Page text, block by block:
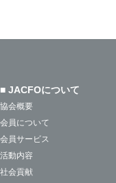
■ JACFOについて
協会概要
会員について
会員サービス
活動内容
社会貢献